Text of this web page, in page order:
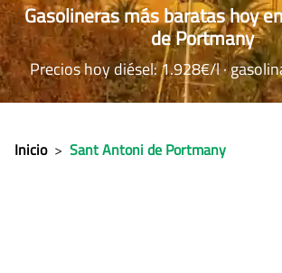
FAVORITAS
Gasolineras más baratas hoy
de Portmany
Precios hoy diésel: 1.928€/l ·
Inicio > Sant Antoni de Portmany